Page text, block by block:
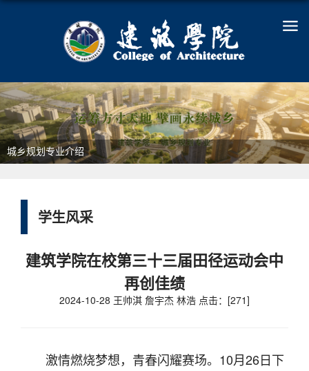
城乡规划专业介绍
学生风采
建筑学院在校第三十三届田径运动会中
再创佳绩
2024-10-28 王帅淇 詹宇杰 林浩 点击：[271]
激情燃烧梦想，青春闪耀赛场。10月26日下